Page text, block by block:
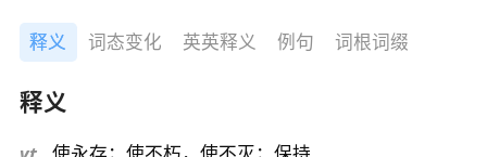
释义 词态变化 英英释义 例句 词根词缀
释义